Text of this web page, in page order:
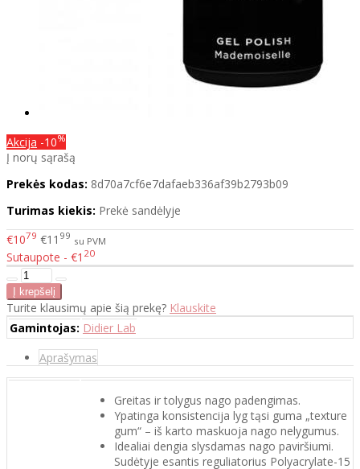
Akcija -10%
Į norų sąrašą
Prekės kodas: 8d70a7cf6e7dafaeb336af39b2793b09
Turimas kiekis: Prekė sandėlyje
€1079 €11 99 su PVM
Sutaupote - €1 20
Turite klausimų apie šią prekę? Klauskite
Gamintojas: Didier Lab
Aprašymas
Greitas ir tolygus nago padengimas.
Ypatinga konsistencija lyg tąsi guma „texture
gum“ – iš karto maskuoja nago nelygumus.
Idealiai dengia slysdamas nago paviršiumi.
Sudėtyje esantis reguliatorius Polyacrylate-15